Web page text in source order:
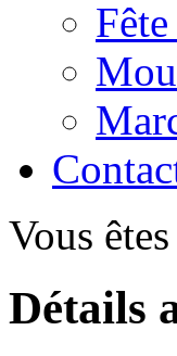
Vous
Détails